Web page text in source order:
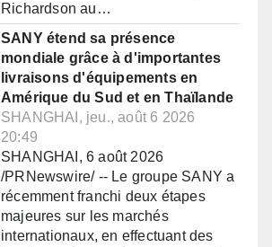
Richardson au…
SANY étend sa présence
mondiale grâce à d'importantes
livraisons d'équipements en
Amérique du Sud et en Thaïlande
SHANGHAI, jeu., août 6 2026
20:49
SHANGHAI, 6 août 2026
/PRNewswire/ -- Le groupe SANY a
récemment franchi deux étapes
majeures sur les marchés
internationaux, en effectuant des